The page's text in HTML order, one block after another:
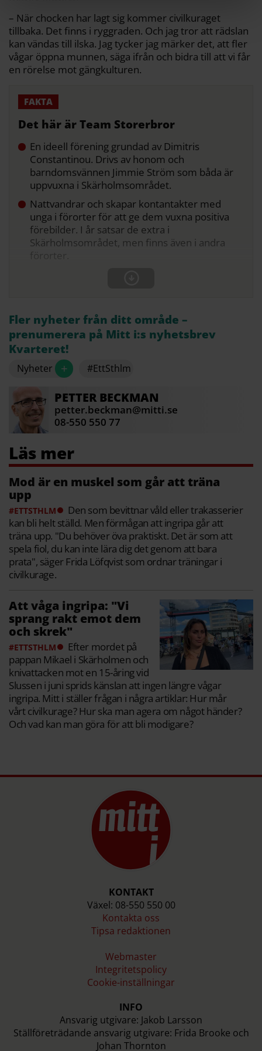
– När chocken har lagt sig kommer civilkuraget
tillbaka. Det finns i ryggraden. Och jag tror att rädslan
kan vändas till ilska. Jag tycker jag märker det, att fler
vågar öppna munnen, säga ifrån och bidra till att vi får
en rörelse mot gängkulturen.
Det här är Team Storerbror
En ideell förening grundad av Dimitris
Constantinou. Drivs av honom och
barndomsvännen Jimmie Ström som båda är
uppvuxna i Skärholmsområdet.
Nattvandrar och skapar kontantakter med
unga i förorter för att ge dem vuxna positiva
förebilder. I år satsar de extra i
Skärholmsområdet, men finns även i andra
förorter.
Fler nyheter från ditt område –
prenumerera på Mitt i:s nyhetsbrev
Kvarteret!
Nyheter + #EttSthlm
PETTERBECKMAN
petter.beckman@mitti.se
08-550 550 77
Mod är en muskel som går att träna
upp
#ETTSTHLM
Den som bevittnar våld eller trakasserier
kan bli helt ställd. Men förmågan att ingripa går att
träna upp. "Du behöver öva praktiskt. Det är som att
spela fiol, du kan inte lära dig det genom att bara
prata", säger Frida Löfqvist som ordnar träningar i
civilkurage.
Att våga ingripa: "Vi
sprang rakt emot dem
och skrek"
#ETTSTHLM
Efter mordet på
pappan Mikael i Skärholmen och
knivattacken mot en 15-åring vid
Slussen i juni sprids känslan att ingen längre vågar
ingripa. Mitt i ställer frågan i några artiklar: Hur mår
vårt civilkurage? Hur ska man agera om något händer?
Och vad kan man göra för att bli modigare?
KONTAKT
Växel: 08-550 550 00
Kontakta oss
Tipsa redaktionen
Webmaster
Integritetspolicy
Cookie-inställningar
INFO
Ansvarig utgivare: Jakob Larsson
Ställföreträdande ansvarig utgivare: Frida Brooke och
Johan Thornton